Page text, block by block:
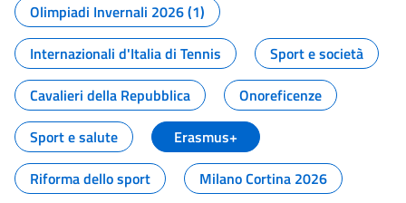
Olimpiadi Invernali 2026 (1)
Internazionali d'Italia di Tennis
Sport e società
Cavalieri della Repubblica
Onoreficenze
Sport e salute
Erasmus+
Riforma dello sport
Milano Cortina 2026